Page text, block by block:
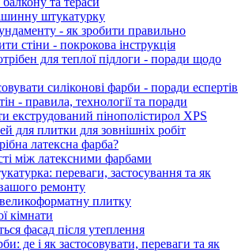
штукатурку
- як зробити правильно
стіни - покрокова інструкція
для теплої підлоги - поради щодо
силіконові фарби - поради еспертів
- правила, технології та поради
екструдований пінополістирол XPS
для плитки для зовнішніх робіт
латексна фарба?
між латексними фарбами
переваги, застосування та як
ремонту
плитку
кімнати
фасад після утеплення
де і як застосовувати, переваги та як